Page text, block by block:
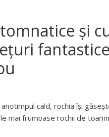
și
cald, rochia își
mai frumoase rochii de